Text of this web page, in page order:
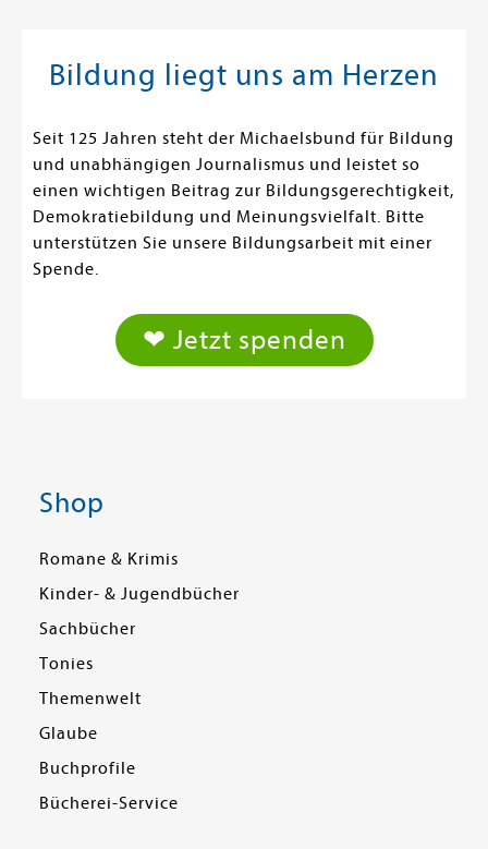
Bildung liegt uns am Herzen
Seit 125 Jahren steht der Michaelsbund für Bildung
und unabhängigen Journalismus und leistet so
einen wichtigen Beitrag zur Bildungsgerechtigkeit,
Demokratiebildung und Meinungsvielfalt. Bitte
unterstützen Sie unsere Bildungsarbeit mit einer
Spende.
❤ Jetzt spenden
Shop
Romane & Krimis
Kinder- & Jugendbücher
Sachbücher
Tonies
Themenwelt
Glaube
Buchprofile
Bücherei-Service